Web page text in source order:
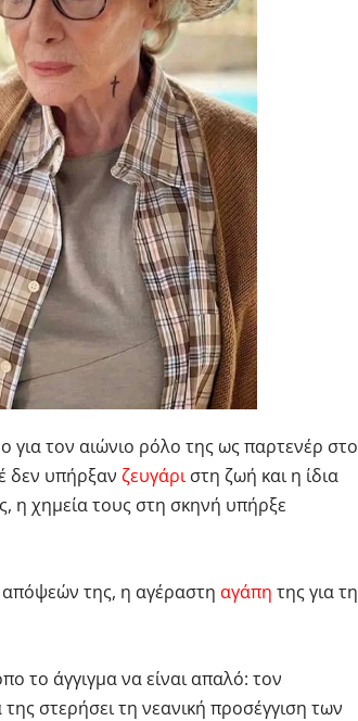
για τον αιώνιο ρόλο της ως παρτενέρ στο
δεν υπήρξαν ζευγάριστη ζωή και η ίδια
η χημεία τους στη σκηνή υπήρξε
της, η αγέραστη αγάπη της για τη
το άγγιγμα να είναι απαλό: τον
στερήσει τη νεανική προσέγγιση των